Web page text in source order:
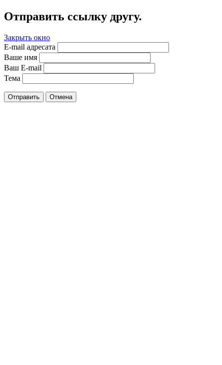
Отправить ссылку другу.
Закрыть окно
E-mail адресата
Ваше имя
Ваш E-mail
Тема
Отправить Отмена